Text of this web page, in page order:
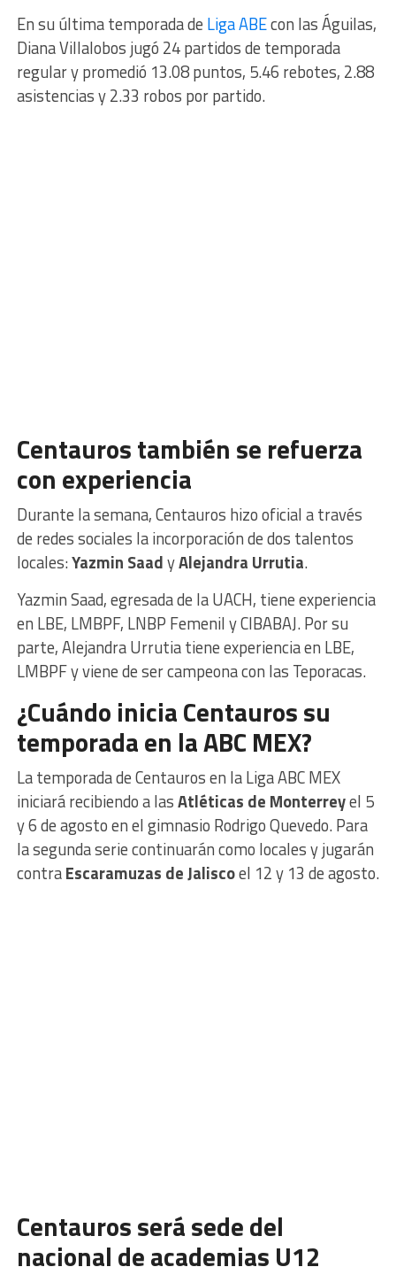
En su última temporada de Liga ABEcon las Águilas,
Diana Villalobos jugó 24 partidos de temporada
regular y promedió 13.08 puntos, 5.46 rebotes, 2.88
asistencias y 2.33 robos por partido.
Centauros también se refuerza
con experiencia
Durante la semana, Centauros hizo oficial a través
de redes sociales la incorporación de dos talentos
locales:Yazmin SaadyAlejandra Urrutia.
Yazmin Saad, egresada de la UACH, tiene experiencia
en LBE, LMBPF, LNBP Femenil y CIBABAJ. Por su
parte, Alejandra Urrutia tiene experiencia en LBE,
LMBPF y viene de ser campeona con las Teporacas.
¿Cuándo inicia Centauros su
temporada en la ABC MEX?
La temporada de Centauros en la Liga ABC MEX
iniciará recibiendo a lasAtléticas de Monterreyel 5
y 6 de agosto en el gimnasio Rodrigo Quevedo. Para
la segunda serie continuarán como locales y jugarán
contraEscaramuzas de Jaliscoel 12 y 13 de agosto.
Centauros será sede del
nacional de academias U12